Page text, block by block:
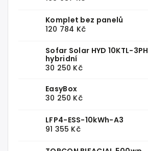
Komplet bez panelů
120 784 Kč
Sofar Solar HYD 10KTL-3PH
hybridní
30 250 Kč
EasyBox
30 250 Kč
LFP4-ESS-10kWh-A3
91 355 Kč